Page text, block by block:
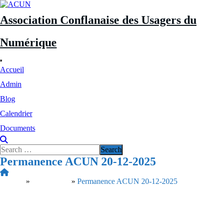
Aller
contenu
Association Conflanaise des Usagers du
Numérique
Accueil
Admin
Blog
Calendrier
Documents
Permanence ACUN 20-12-2025
» » Permanence ACUN 20-12-2025